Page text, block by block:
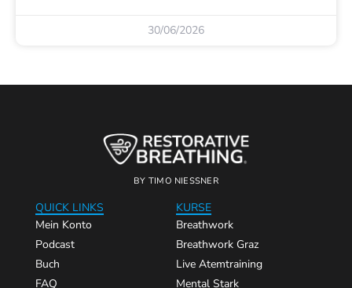
30/06/2026
BY TIMO NIESSNER
KURSE
Breathwork
Breathwork Graz
Live Atemtraining
Mental Stark
QUICK LINKS
Mein Konto
Podcast
Buch
FAQ